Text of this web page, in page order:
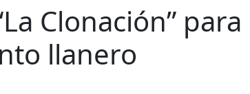
Clonación” para
llanero